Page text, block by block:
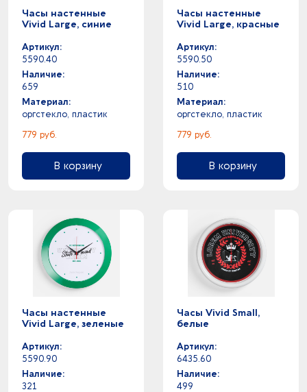
Часы настенные
Vivid Large, синие
Артикул:
5590.40
Наличие:
659
Материал:
оргстекло, пластик
779 руб.
В корзину
Часы настенные
Vivid Large, красные
Артикул:
5590.50
Наличие:
510
Материал:
оргстекло, пластик
779 руб.
В корзину
Часы настенные
Vivid Large, зеленые
Артикул:
5590.90
Наличие:
321
Часы Vivid Small,
белые
Артикул:
6435.60
Наличие:
499